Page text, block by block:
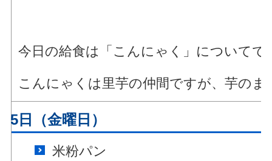
今日の給食は「こんにゃく」についてで
こんにゃくは里芋の仲間ですが、芋の
日（金曜日）
米粉パン